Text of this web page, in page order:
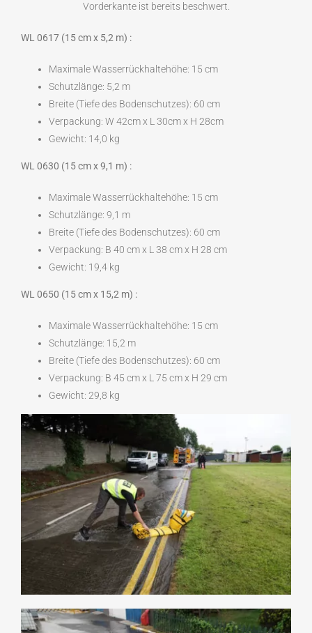
Vorderkante ist bereits beschwert.
WL 0617 (15 cm x 5,2 m) :
Maximale Wasserrückhaltehöhe: 15 cm
Schutzlänge: 5,2 m
Breite (Tiefe des Bodenschutzes): 60 cm
Verpackung: W 42cm x L 30cm x H 28cm
Gewicht: 14,0 kg
WL 0630 (15 cm x 9,1 m) :
Maximale Wasserrückhaltehöhe: 15 cm
Schutzlänge: 9,1 m
Breite (Tiefe des Bodenschutzes): 60 cm
Verpackung: B 40 cm x L 38 cm x H 28 cm
Gewicht: 19,4 kg
WL 0650 (15 cm x 15,2 m) :
Maximale Wasserrückhaltehöhe: 15 cm
Schutzlänge: 15,2 m
Breite (Tiefe des Bodenschutzes): 60 cm
Verpackung: B 45 cm x L 75 cm x H 29 cm
Gewicht: 29,8 kg